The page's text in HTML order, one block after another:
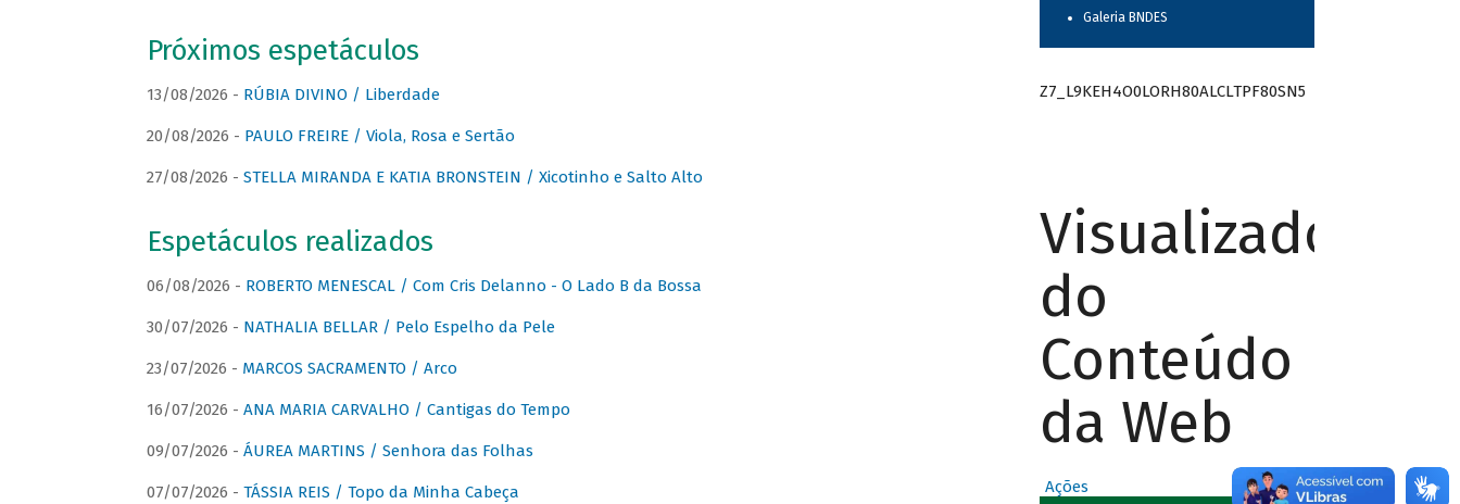
Próximos espetáculos
13/08/2026 - RÚBIA DIVINO / Liberdade
20/08/2026 - PAULO FREIRE / Viola, Rosa e Sertão
27/08/2026 - STELLA MIRANDA E KATIA BRONSTEIN / Xicotinho e Salto Alto
Espetáculos realizados
06/08/2026 - ROBERTO MENESCAL / Com Cris Delanno - O Lado B da Bossa
30/07/2026 - NATHALIA BELLAR / Pelo Espelho da Pele
23/07/2026 - MARCOS SACRAMENTO / Arco
16/07/2026 - ANA MARIA CARVALHO / Cantigas do Tempo
09/07/2026 - ÁUREA MARTINS / Senhora das Folhas
07/07/2026 - TÁSSIA REIS / Topo da Minha Cabeça
Galeria BNDES
Z7_L9KEH4O0LORH80ALCLTPF80SN5
Visualizador
do
Conteúdo
da Web
Ações